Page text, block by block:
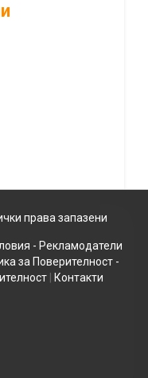
права запазени
- Рекламодатели
за Поверителност -
Контакти